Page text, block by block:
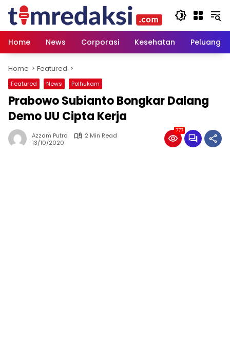
content
Home
News Corporasi Kesehatan Peluang
Home Featured
Featured News Polhukam
Prabowo Subianto Bongkar Dalang
Demo UU Cipta Kerja
Azzam Putra
2 Min Read
13/10/2020
777